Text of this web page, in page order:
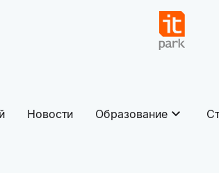
Новости Образование